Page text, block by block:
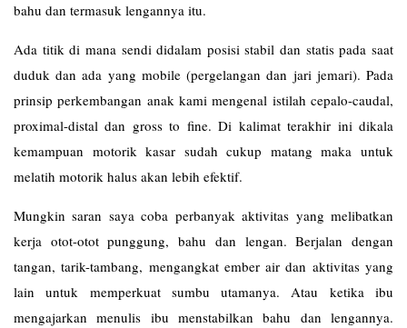
bahu dan termasuk lengannya itu.
Ada titik di mana sendi didalam posisi stabil dan statis pada saat
duduk dan ada yang mobile (pergelangan dan jari jemari). Pada
prinsip perkembangan anak kami mengenal istilah cepalo-caudal,
proximal-distal dan gross to fine. Di kalimat terakhir ini dikala
kemampuan motorik kasar sudah cukup matang maka untuk
melatih motorik halus akan lebih efektif.
Mungkin saran saya coba perbanyak aktivitas yang melibatkan
kerja otot-otot punggung, bahu dan lengan. Berjalan dengan
tangan, tarik-tambang, mengangkat ember air dan aktivitas yang
lain untuk memperkuat sumbu utamanya. Atau ketika ibu
mengajarkan menulis ibu menstabilkan bahu dan lengannya.